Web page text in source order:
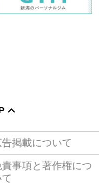
告掲載について
責事項と著作権につ